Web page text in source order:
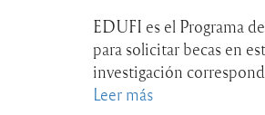
EDUFI es el Programa
para solicitar becas en
investigación
Leer más